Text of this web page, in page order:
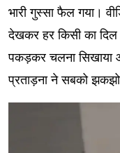
भारी गुस्सा फैल गया।
देखकर हर किसी का
पकड़कर चलना सिखाया
प्रताड़ना ने सबको